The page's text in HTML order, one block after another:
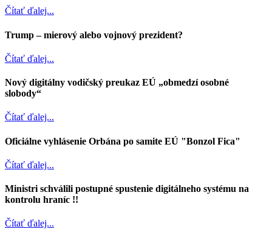
Čítať ďalej...
Trump – mierový alebo vojnový prezident?
Čítať ďalej...
Nový digitálny vodičský preukaz EÚ „obmedzí osobné
slobody“
Čítať ďalej...
Oficiálne vyhlásenie Orbána po samite EÚ "Bonzol Fica"
Čítať ďalej...
Ministri schválili postupné spustenie digitálneho systému na
kontrolu hraníc !!
Čítať ďalej...